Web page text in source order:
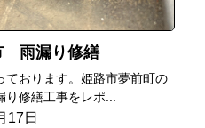
雨漏り修繕
ております。姫路市夢前町の
り修繕工事をレポ...
17日